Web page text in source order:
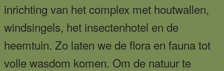
inrichting van het complex met houtwallen,
windsingels, het insectenhotel en de
heemtuin. Zo laten we de flora en fauna tot
volle wasdom komen. Om de natuur te